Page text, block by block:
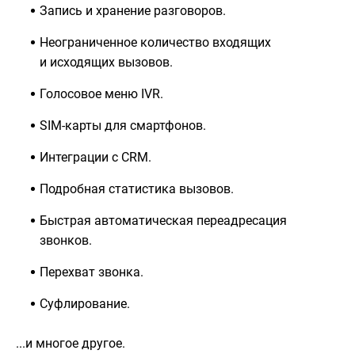
Запись и хранение разговоров.
Неограниченное количество входящих
и исходящих вызовов.
Голосовое меню IVR.
SIM-карты для смартфонов.
Интеграции с CRM.
Подробная статистика вызовов.
Быстрая автоматическая переадресация
звонков.
Перехват звонка.
Суфлирование.
...и многое другое.